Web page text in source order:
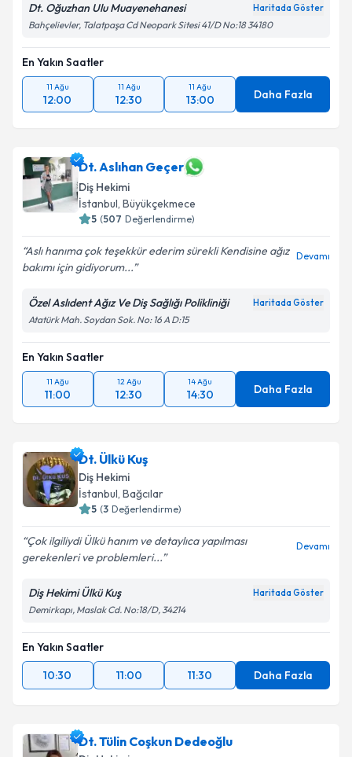
Dt. Oğuzhan Ulu Muayenehanesi Haritada Göster
Bahçelievler, Talatpaşa Cd Neopark Sitesi 41/D No:18 34180
En Yakın Saatler
11 Ağu
12:00
11 Ağu
12:30
11 Ağu
13:00 Daha Fazla
Dt. Aslıhan Geçer
Diş Hekimi
İstanbul, Büyükçekmece
5 (507 Değerlendirme)
Aslı hanıma çok teşekkür ederim sürekli Kendisine ağız
bakımı için gidiyorum...
Devamı
Özel Aslıdent Ağız Ve Diş Sağlığı Polikliniği Haritada Göster
Atatürk Mah. Soydan Sok. No: 16 A D:15
En Yakın Saatler
11 Ağu
11:00
12 Ağu
12:30
14 Ağu
14:30 Daha Fazla
Dt. Ülkü Kuş
Diş Hekimi
İstanbul, Bağcılar
5 (3 Değerlendirme)
Çok ilgiliydi Ülkü hanım ve detaylıca yapılması
gerekenleri ve problemleri...
Devamı
Diş Hekimi Ülkü Kuş Haritada Göster
Demirkapı, Maslak Cd. No:18/D, 34214
En Yakın Saatler
10:30
11:00 11:30 Daha Fazla
Dt. Tülin Coşkun Dedeoğlu